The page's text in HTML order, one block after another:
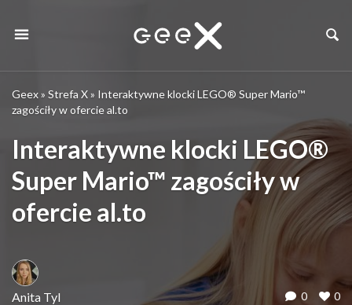
Geex» Strefa X» Interaktywne klocki LEGO® Super Mario™
zagościły w ofercie al.to
Interaktywne klocki LEGO®
Super Mario™ zagościły w
ofercie al.to
Anita Tyl 0 0